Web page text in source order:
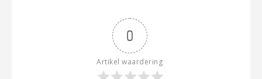
0
Artikel waardering